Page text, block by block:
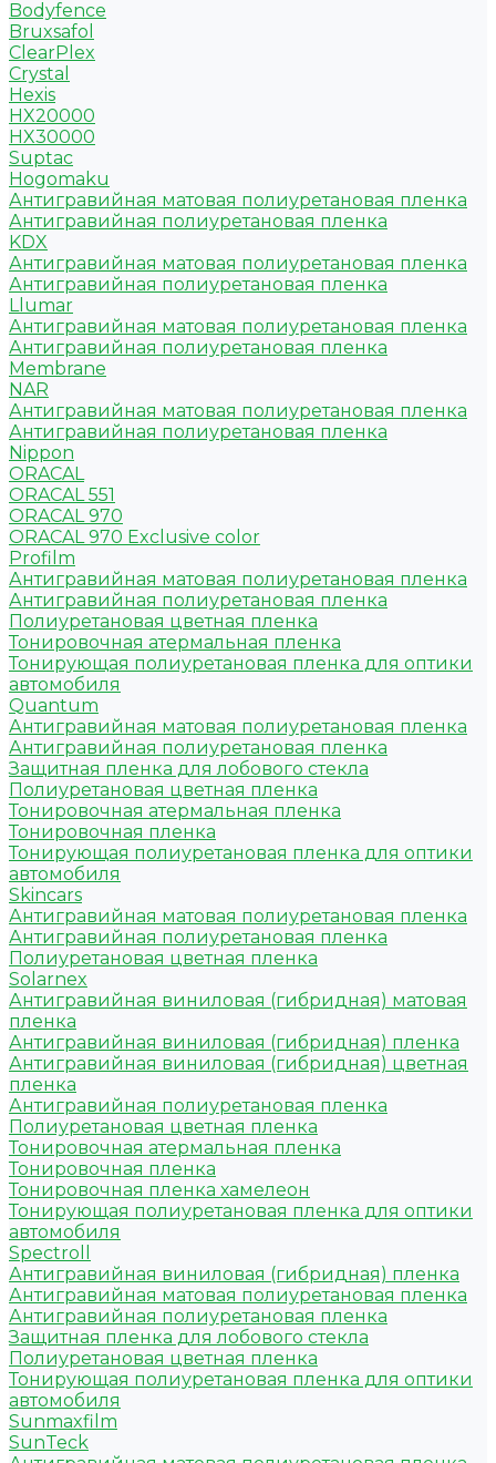
Bodyfence
Bruxsafol
ClearPlex
Crystal
Hexis
HX20000
HX30000
Suptac
Hogomaku
Антигравийная матовая полиуретановая пленка
Антигравийная полиуретановая пленка
KDX
Антигравийная матовая полиуретановая пленка
Антигравийная полиуретановая пленка
Llumar
Антигравийная матовая полиуретановая пленка
Антигравийная полиуретановая пленка
Membrane
NAR
Антигравийная матовая полиуретановая пленка
Антигравийная полиуретановая пленка
Nippon
ORACAL
ORACAL 551
ORACAL 970
ORACAL 970 Exclusive color
Profilm
Антигравийная матовая полиуретановая пленка
Антигравийная полиуретановая пленка
Полиуретановая цветная пленка
Тонировочная атермальная пленка
Тонирующая полиуретановая пленка для оптики
автомобиля
Quantum
Антигравийная матовая полиуретановая пленка
Антигравийная полиуретановая пленка
Защитная пленка для лобового стекла
Полиуретановая цветная пленка
Тонировочная атермальная пленка
Тонировочная пленка
Тонирующая полиуретановая пленка для оптики
автомобиля
Skincars
Антигравийная матовая полиуретановая пленка
Антигравийная полиуретановая пленка
Полиуретановая цветная пленка
Solarnex
Антигравийная виниловая (гибридная) матовая
пленка
Антигравийная виниловая (гибридная) пленка
Антигравийная виниловая (гибридная) цветная
пленка
Антигравийная полиуретановая пленка
Полиуретановая цветная пленка
Тонировочная атермальная пленка
Тонировочная пленка
Тонировочная пленка хамелеон
Тонирующая полиуретановая пленка для оптики
автомобиля
Spectroll
Антигравийная виниловая (гибридная) пленка
Антигравийная матовая полиуретановая пленка
Антигравийная полиуретановая пленка
Защитная пленка для лобового стекла
Полиуретановая цветная пленка
Тонирующая полиуретановая пленка для оптики
автомобиля
Sunmaxfilm
SunTeck